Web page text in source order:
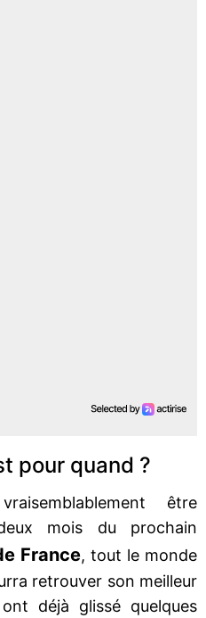
pour quand ?
être
mois du prochain
France, tout le monde
retrouver son meilleur
déjà glissé quelques